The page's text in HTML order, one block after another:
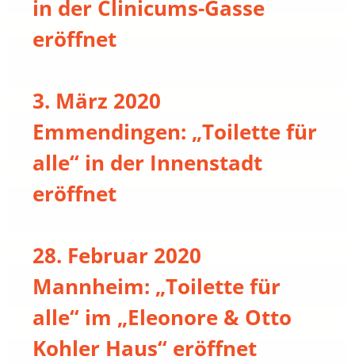
in der Clinicums-Gasse
eröffnet
3. März 2020
Emmendingen: „Toilette für
alle“ in der Innenstadt
eröffnet
28. Februar 2020
Mannheim: „Toilette für
alle“ im „Eleonore & Otto
Kohler Haus“ eröffnet